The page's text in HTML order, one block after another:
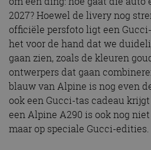
2027? Hoewel de livery nog
officiële persfoto ligt een
het voor de hand dat we
gaan zien, zoals de kleuren
ontwerpers dat gaan
blauw van Alpine is nog even
ook een Gucci-tas cadeau
een Alpine A290 is ook nog
maar op speciale Gucci-edities.